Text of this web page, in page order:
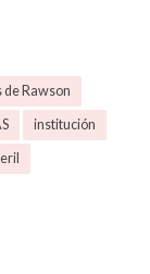
Rawson
institución